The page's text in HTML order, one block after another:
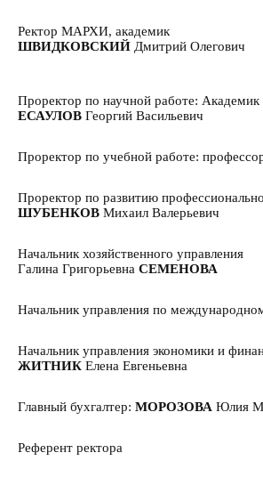
Ректор МАРХИ, академик
ШВИДКОВСКИЙ Дмитрий Олегович
Проректор по научной работе:
ЕСАУЛОВ Георгий Васильевич
Проректор по учебной работе:
Проректор по развитию
ШУБЕНКОВ Михаил Валерьевич
Начальник хозяйственного управления
Галина Григорьевна СЕМЕНОВА
Начальник управления по
Начальник управления экономики и
ЖИТНИК Елена Евгеньевна
Главный бухгалтер: МОРОЗОВА Юлия
Референт ректора